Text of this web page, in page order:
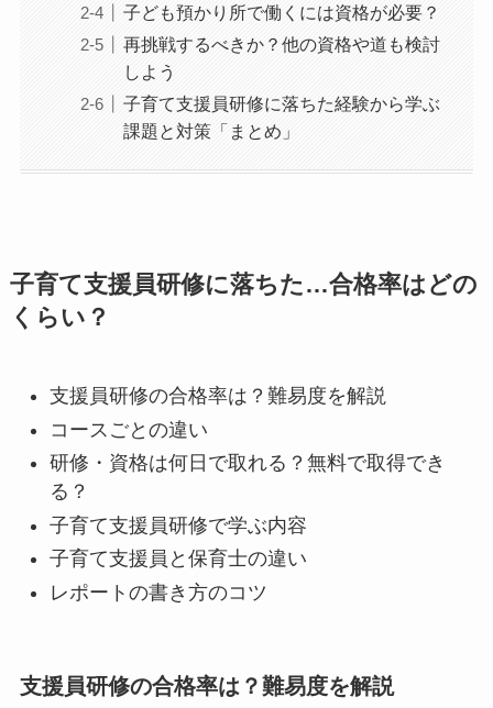
子ども預かり所で働くには資格が必要？
再挑戦するべきか？他の資格や道も検討
しよう
子育て支援員研修に落ちた経験から学ぶ
課題と対策「まとめ」
子育て支援員研修に落ちた…合格率はどの
くらい？
支援員研修の合格率は？難易度を解説
コースごとの違い
研修・資格は何日で取れる？無料で取得でき
る？
子育て支援員研修で学ぶ内容
子育て支援員と保育士の違い
レポートの書き方のコツ
支援員研修の合格率は？難易度を解説